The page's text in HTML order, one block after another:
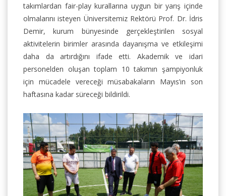
takımlardan fair-play kurallarına uygun bir yarış içinde
olmalarını isteyen Üniversitemiz Rektörü Prof. Dr. İdris
Demir, kurum bünyesinde gerçekleştirilen sosyal
aktivitelerin birimler arasında dayanışma ve etkileşimi
daha da artırdığını ifade etti. Akademik ve idari
personelden oluşan toplam 10 takımın şampiyonluk
için mücadele vereceği müsabakaların Mayıs’ın son
haftasına kadar süreceği bildirildi.